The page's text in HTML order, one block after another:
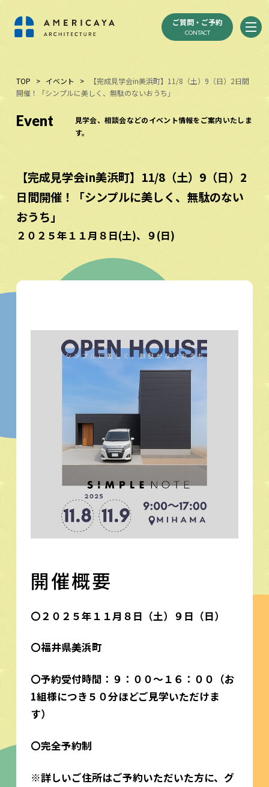
ご質問・ご予約
CONTACT
TOP > イベント >
【完成見学会in美浜町】11/8（土）9（日）2日間
開催！「シンプルに美しく、無駄のないおうち」
Event
見学会、相談会などのイベント情報をご案内いたしま
す。
【完成見学会in美浜町】11/8（土）9（日）2
日間開催！「シンプルに美しく、無駄のない
おうち」
２０２５年１１月８日(土)、９(日)
開催概要
〇２０２５年１１月８日（土）９日（日）
〇福井県美浜町
〇予約受付時間：９：００～１６：００（お
1組様につき５０分ほどご見学いただけま
す）
〇完全予約制
※詳しいご住所はご予約いただいた方に、グ